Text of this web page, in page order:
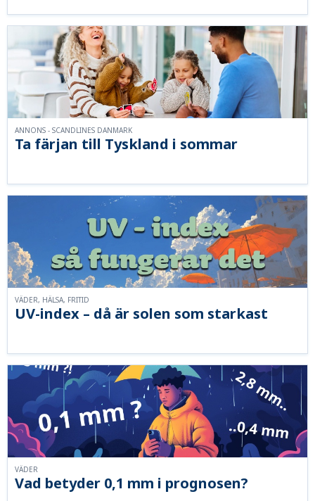
Ta färjan till Tyskland i sommar
ANNONS - SCANDLINES DANMARK
UV-index – då är solen som starkast
VÄDER, HÄLSA, FRITID
Vad betyder 0,1 mm i prognosen?
VÄDER